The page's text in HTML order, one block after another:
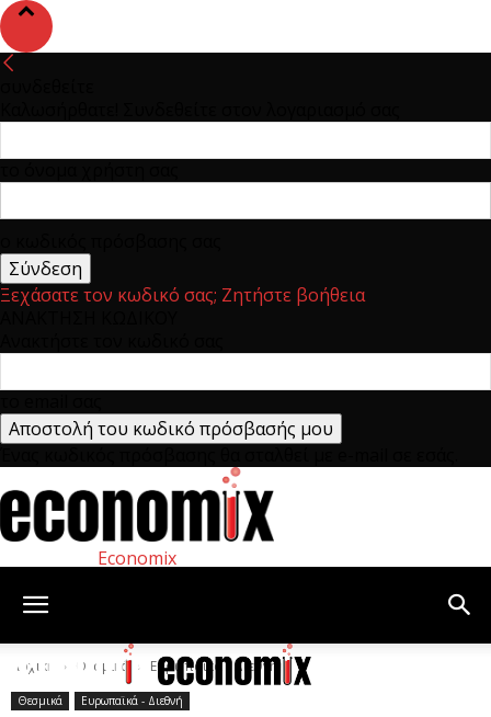
Ξεχάσατε τον κωδικό σας; Ζητήστε βοήθεια
Economix
Αρχική Θεσμικά Ευρωπαϊκά - Διεθνή
Θεσμικά Ευρωπαϊκά - Διεθνή